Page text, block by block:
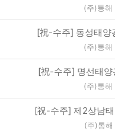
(주)통해
[祝-수주] 동성태양
(주)통해
[祝-수주] 명선태양
(주)통해
[祝-수주] 제2상남
(주)통해